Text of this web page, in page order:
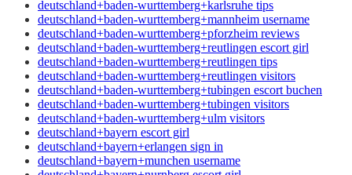
deutschland+baden-wurttemberg+karlsruhe tips
deutschland+baden-wurttemberg+mannheim username
deutschland+baden-wurttemberg+pforzheim reviews
deutschland+baden-wurttemberg+reutlingen escort girl
deutschland+baden-wurttemberg+reutlingen tips
deutschland+baden-wurttemberg+reutlingen visitors
deutschland+baden-wurttemberg+tubingen escort buchen
deutschland+baden-wurttemberg+tubingen visitors
deutschland+baden-wurttemberg+ulm visitors
deutschland+bayern escort girl
deutschland+bayern+erlangen sign in
deutschland+bayern+munchen username